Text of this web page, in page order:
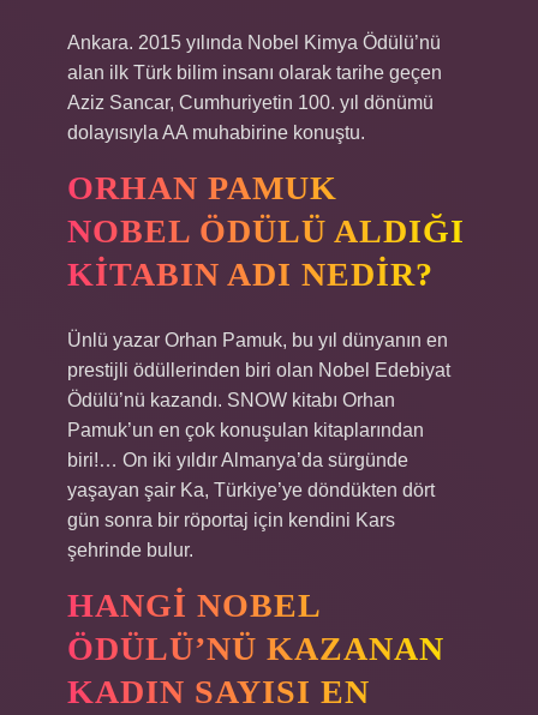
Ankara. 2015 yılında Nobel Kimya Ödülü’nü
alan ilk Türk bilim insanı olarak tarihe geçen
Aziz Sancar, Cumhuriyetin 100. yıl dönümü
dolayısıyla AA muhabirine konuştu.
ORHAN PAMUK
NOBEL ÖDÜLÜ ALDIĞI
KITABIN ADI NEDIR?
Ünlü yazar Orhan Pamuk, bu yıl dünyanın en
prestijli ödüllerinden biri olan Nobel Edebiyat
Ödülü’nü kazandı. SNOW kitabı Orhan
Pamuk’un en çok konuşulan kitaplarından
biri!… On iki yıldır Almanya’da sürgünde
yaşayan şair Ka, Türkiye’ye döndükten dört
gün sonra bir röportaj için kendini Kars
şehrinde bulur.
HANGI NOBEL
ÖDÜLÜ’NÜ KAZANAN
KADIN SAYISI EN